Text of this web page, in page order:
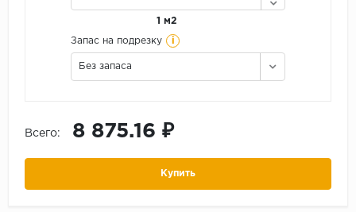
1 м2
Запас на подрезку i
Без запаса
Всего: 8 875.16 ₽
Купить